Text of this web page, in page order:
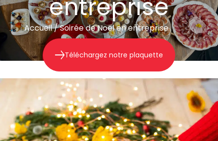
Accueil/Soirée de Noël en entreprise
entreprise
Téléchargez notre plaquette